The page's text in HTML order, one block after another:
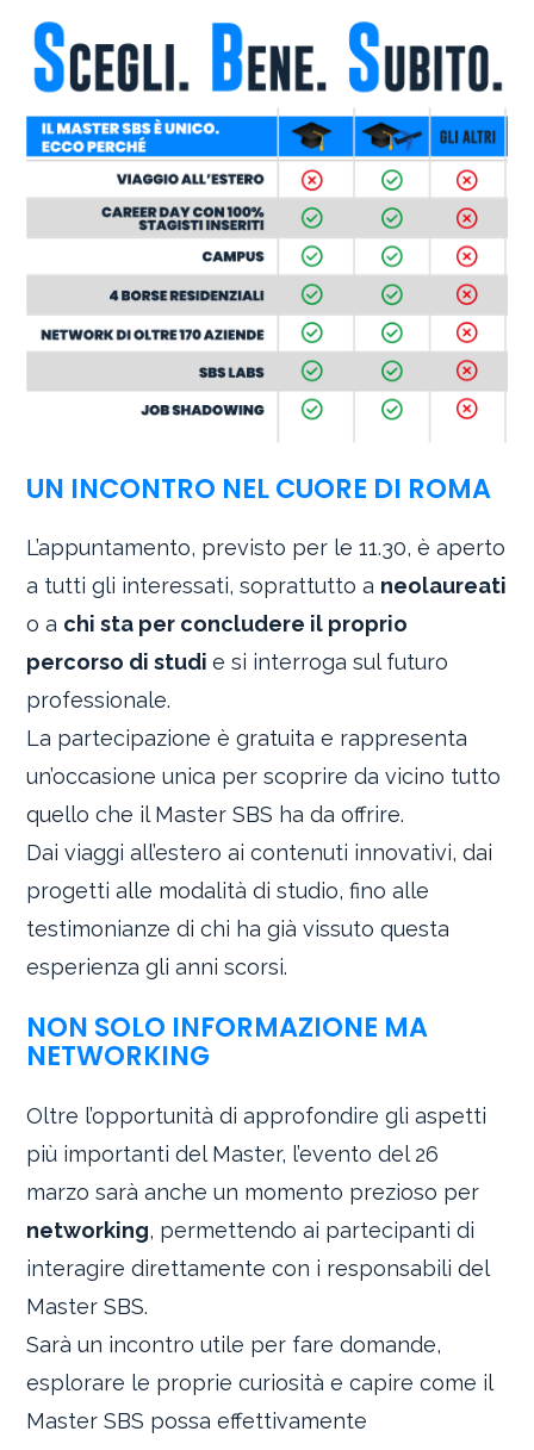
UN INCONTRO NEL CUORE DI ROMA
L’appuntamento, previsto per le 11.30, è aperto
a tutti gli interessati, soprattutto a neolaureati
o a chi sta per concludere il proprio
percorso di studie si interroga sul futuro
professionale.
La partecipazione è gratuita e rappresenta
un’occasione unica per scoprire da vicino tutto
quello che il Master SBS ha da offrire.
Dai viaggi all’estero ai contenuti innovativi, dai
progetti alle modalità di studio, fino alle
testimonianze di chi ha già vissuto questa
esperienza gli anni scorsi.
NON SOLO INFORMAZIONE MA
NETWORKING
Oltre l’opportunità di approfondire gli aspetti
più importanti del Master, l’evento del 26
marzo sarà anche un momento prezioso per
networking, permettendo ai partecipanti di
interagire direttamente con i responsabili del
Master SBS.
Sarà un incontro utile per fare domande,
esplorare le proprie curiosità e capire come il
Master SBS possa effettivamente